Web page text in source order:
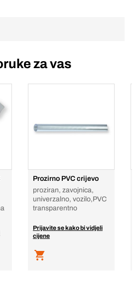
za vas
Prozirno PVC crijevo
proziran, zavojnica,
univerzalno, vozilo,PVC
transparentno
Prijavite se kako bi vidjeli
cijene